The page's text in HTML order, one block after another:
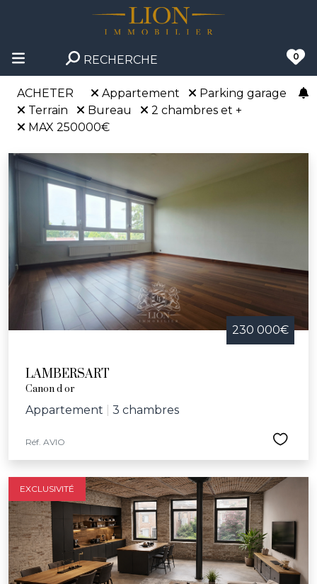
RECHERCHE 0
ACHETER Appartement
Parking garage
Terrain
Bureau
2 chambres et +
MAX 250000€
230 000€
LAMBERSART
Canon d or
Appartement 3 chambres
Réf. AVIO
EXCLUSIVITÉ